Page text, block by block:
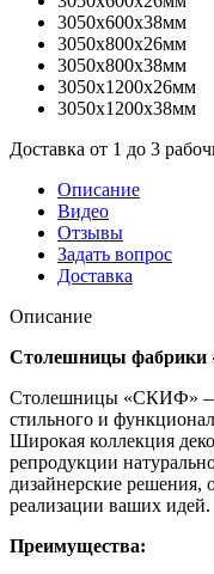
3050x600x38мм
3050x800x26мм
3050x800x38мм
3050x1200x26мм
3050x1200x38мм
Доставка от 1 до 3
Описание
Видео
Отзывы
Задать вопрос
Доставка
Описание
Столешницы
Столешницы «СКИФ» —
стильного и
Широкая коллекция
репродукции
дизайнерские решения,
реализации ваших идей.
Преимущества: